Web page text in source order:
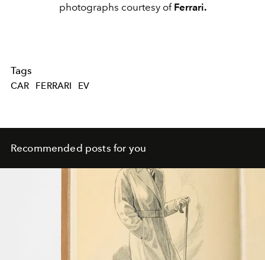
photographs courtesy of Ferrari.
Tags
CAR FERRARI EV
Recommended posts for you